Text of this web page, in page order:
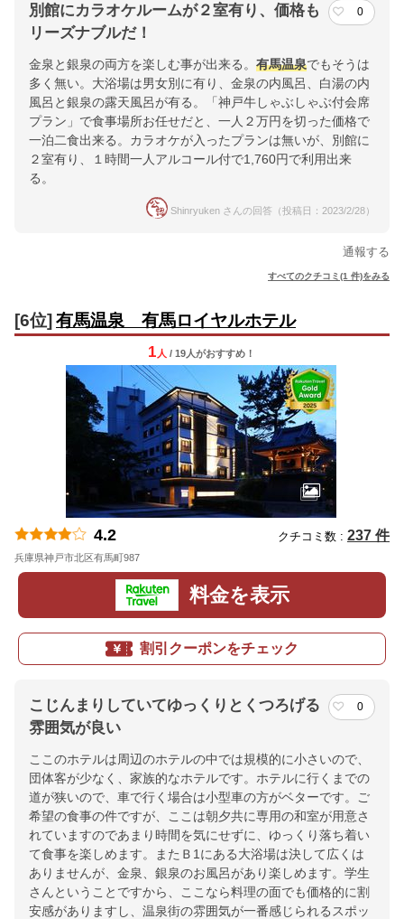
別館にカラオケルームが２室有り、価格も
リーズナブルだ！
0
金泉と銀泉の両方を楽しむ事が出来る。 有馬温泉でもそうは
多く無い。大浴場は男女別に有り、金泉の内風呂、白湯の内
風呂と銀泉の露天風呂が有る。「神戸牛しゃぶしゃぶ付会席
プラン」で食事場所お任せだと、一人２万円を切った価格で
一泊二食出来る。カラオケが入ったプランは無いが、別館に
２室有り、１時間一人アルコール付で1,760円で利用出来
る。
Shinryuken さんの回答（投稿日：2023/2/28）
通報する
すべてのクチコミ(1 件)をみる
[6位] 有馬温泉 有馬ロイヤルホテル
1 人 / 19人がおすすめ！
4.2 クチコミ数 : 237 件
兵庫県神戸市北区有馬町987
料金を表示
割引クーポンをチェック
こじんまりしていてゆっくりとくつろげる
雰囲気が良い
0
ここのホテルは周辺のホテルの中では規模的に小さいので、
団体客が少なく、家族的なホテルです。ホテルに行くまでの
道が狭いので、車で行く場合は小型車の方がベターです。ご
希望の食事の件ですが、ここは朝夕共に専用の和室が用意さ
れていますのであまり時間を気にせずに、ゆっくり落ち着い
て食事を楽しめます。またＢ1にある大浴場は決して広くは
ありませんが、金泉、銀泉のお風呂があり楽しめます。学生
さんということですから、ここなら料理の面でも価格的に割
安感がありますし、温泉街の雰囲気が一番感じられるスポッ